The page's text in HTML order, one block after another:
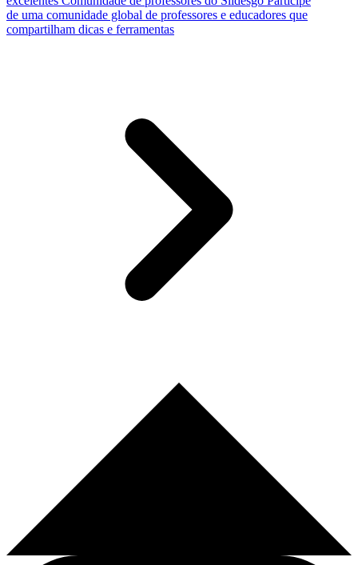
de uma comunidade global de professores e educadores que
compartilham dicas e ferramentas